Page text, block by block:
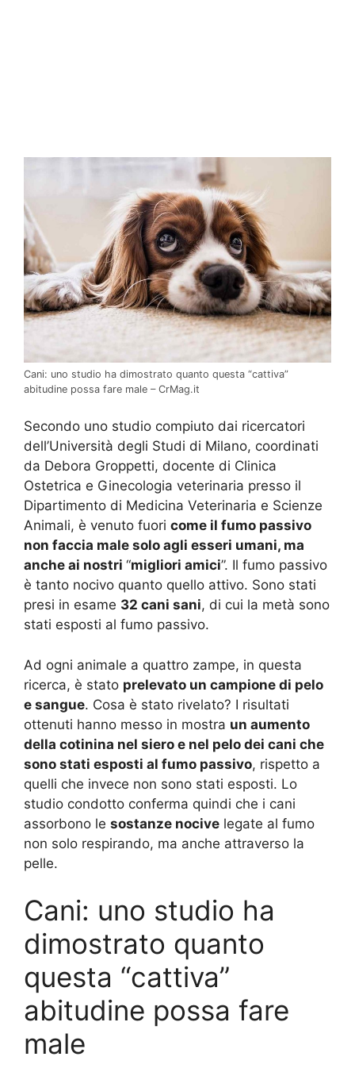
Cani: uno studio ha dimostrato quanto questa “cattiva”
abitudine possa fare male – CrMag.it
Secondo uno studio compiuto dai ricercatori
dell’Università degli Studi di Milano, coordinati
da Debora Groppetti, docente di Clinica
Ostetrica e Ginecologia veterinaria presso il
Dipartimento di Medicina Veterinaria e Scienze
Animali, è venuto fuori come il fumo passivo
non faccia male solo agli esseri umani, ma
anche ai nostri “migliori amici”. Il fumo passivo
è tanto nocivo quanto quello attivo. Sono stati
presi in esame 32 cani sani, di cui la metà sono
stati esposti al fumo passivo.
Ad ogni animale a quattro zampe, in questa
ricerca, è stato prelevato un campione di pelo
e sangue. Cosa è stato rivelato? I risultati
ottenuti hanno messo in mostra un aumento
della cotinina nel siero e nel pelo dei cani che
sono stati esposti al fumo passivo, rispetto a
quelli che invece non sono stati esposti. Lo
studio condotto conferma quindi che i cani
assorbono le sostanze nocive legate al fumo
non solo respirando, ma anche attraverso la
pelle.
Cani: uno studio ha
dimostrato quanto
questa “cattiva”
abitudine possa fare
male